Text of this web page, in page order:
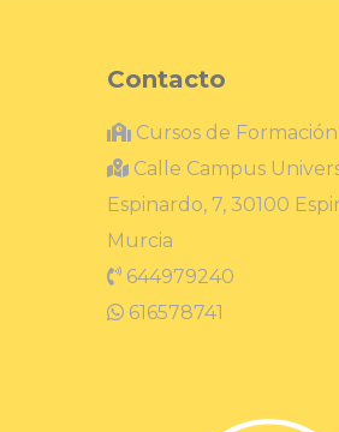
Contacto
Cursos de
Calle Campus
Espinardo, 7, 30100
Murcia
644979240
616578741